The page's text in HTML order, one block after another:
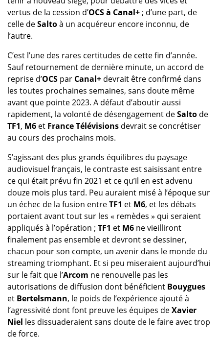
vertus de la cession d’OCS à Canal+; d’une part, de
celle deSaltoà un acquéreur encore inconnu, de
l’autre.
C’est l’une des rares certitudes de cette fin d’année.
Sauf retournement de dernière minute, un accord de
reprise d’OCSpar Canal+devrait être confirmé dans
les toutes prochaines semaines, sans doute même
avant que pointe 2023. A défaut d’aboutir aussi
rapidement, la volonté de désengagement deSaltode
TF1, M6et France Télévisionsdevrait se concrétiser
au cours des prochains mois.
S’agissant des plus grands équilibres du paysage
audiovisuel français, le contraste est saisissant entre
ce qui était prévu fin 2021 et ce qu’il en est advenu
douze mois plus tard. Peu auraient misé à l’époque sur
un échec de la fusion entreTF1 et M6, et les débats
portaient avant tout sur les « remèdes » qui seraient
appliqués à l’opération ; TF1 et M6ne vieilliront
finalement pas ensemble et devront se dessiner,
chacun pour son compte, un avenir dans le monde du
streaming triomphant. Et si peu miseraient aujourd’hui
sur le fait que l’Arcom ne renouvelle pas les
autorisations de diffusion dont bénéficient Bouygues
et Bertelsmann, le poids de l’expérience ajouté à
l’agressivité dont font preuve les équipes deXavier
Niel les dissuaderaient sans doute de le faire avec trop
de force.